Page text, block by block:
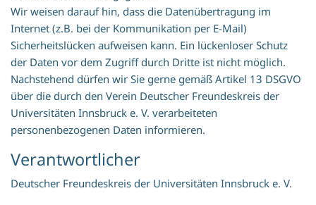
Wir weisen darauf hin, dass die Datenübertragung im
Internet (z.B. bei der Kommunikation per E-Mail)
Sicherheitslücken aufweisen kann. Ein lückenloser Schutz
der Daten vor dem Zugriff durch Dritte ist nicht möglich.
Nachstehend dürfen wir Sie gerne gemäß Artikel 13 DSGVO
über die durch den Verein Deutscher Freundeskreis der
Universitäten Innsbruck e. V. verarbeiteten
personenbezogenen Daten informieren.
Verantwortlicher
Deutscher Freundeskreis der Universitäten Innsbruck e. V.